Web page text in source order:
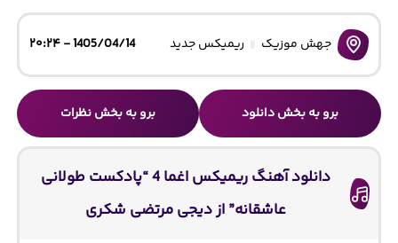
جهش موزیک ریمیکس جدید 1405/04/14 - ۲۰:۲۴
برو به بخش دانلود برو به بخش نظرات
دانلود آهنگ ریمیکس اغما 4 “پادکست طولانی
عاشقانه” از دیجی مرتضی شکری